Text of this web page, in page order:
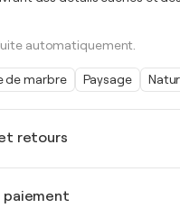
retours
automatiquement.
de marbre Paysage